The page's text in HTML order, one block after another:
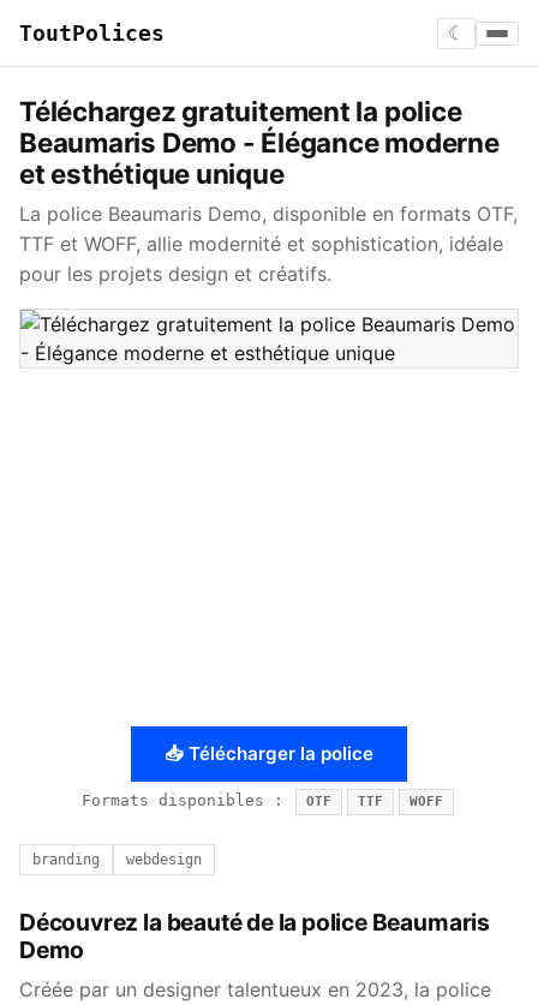
ToutPolices ☾
Téléchargez gratuitement la police
Beaumaris Demo - Élégance moderne
et esthétique unique
La police Beaumaris Demo, disponible en formats OTF,
TTF et WOFF, allie modernité et sophistication, idéale
pour les projets design et créatifs.
📥 Télécharger la police
Formats disponibles : OTF TTF WOFF
branding webdesign
Découvrez la beauté de la police Beaumaris
Demo
Créée par un designer talentueux en 2023, la police